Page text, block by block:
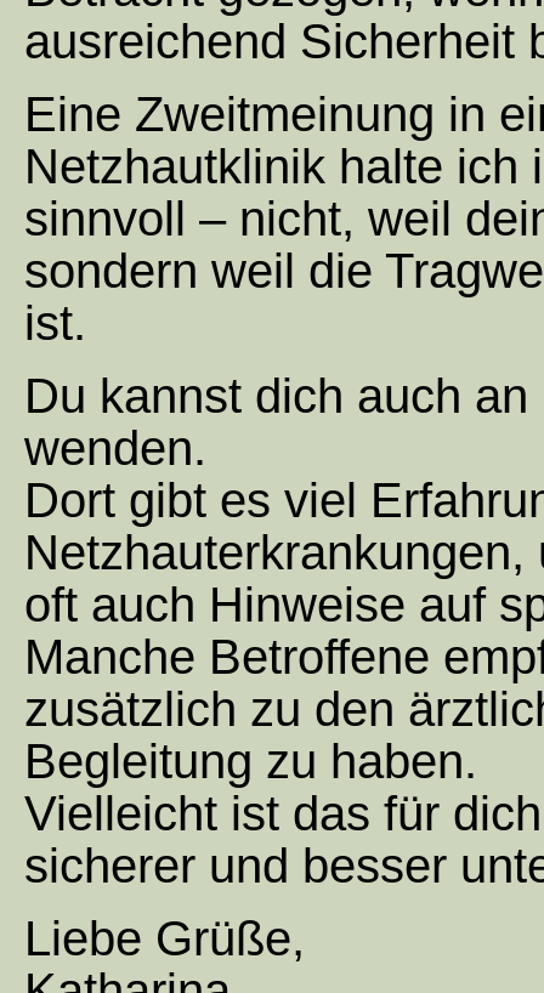
ausreichend Sicherheit
Eine Zweitmeinung in
Netzhautklinik halte ich
sinnvoll – nicht, weil
sondern weil die
ist.
Du kannst dich auch
wenden.
Dort gibt es viel
oft auch Hinweise auf
Manche Betroffene
zusätzlich zu den
Begleitung zu haben.
Vielleicht ist das für
sicherer und besser
Liebe Grüße,